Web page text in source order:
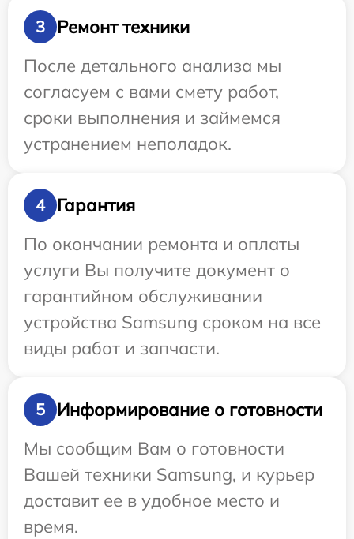
3
Ремонт техники
После детального анализа мы
согласуем с вами смету работ,
сроки выполнения и займемся
устранением неполадок.
4
Гарантия
По окончании ремонта и оплаты
услуги Вы получите документ о
гарантийном обслуживании
устройства Samsung сроком на все
виды работ и запчасти.
5
Информирование о готовности
Мы сообщим Вам о готовности
Вашей техники Samsung, и курьер
доставит ее в удобное место и
время.